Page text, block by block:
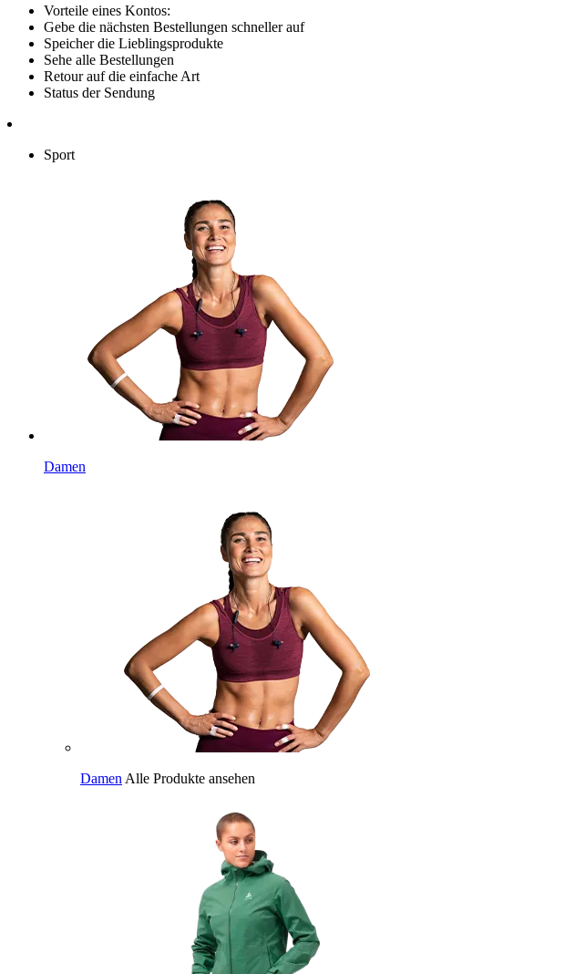
Vorteile eines Kontos:
Gebe die nächsten Bestellungen schneller auf
Speicher die Lieblingsprodukte
Sehe alle Bestellungen
Retour auf die einfache Art
Status der Sendung
Sport
Damen
Damen Alle Produkte ansehen